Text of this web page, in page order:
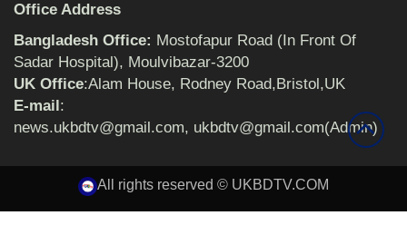
সেনাবাহিনীর পক্ষ থেকে ক্রীড়া সামগ্রী ও আর্থিক
শিক্ষক জহির আলী
Office Address
Bangladesh Office: Mostofapur Road (In Front Of
Sadar Hospital), Moulvibazar-3200
UK Office:Alam House, Rodney Road,Bristol,UK
E-mail :
news.ukbdtv@gmail.com, ukbdtv@gmail.com(Admin)
All rights reserved © UKBDTV.COM